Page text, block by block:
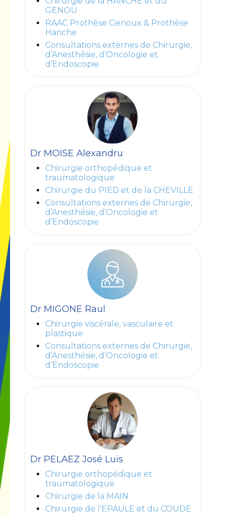
GENOU
RAAC Prothèse Genoux & Prothèse
Hanche
Consultations externes de Chirurgie,
d’Anesthésie, d’Oncologie et
d’Endoscopie
Dr MOISE Alexandru
Chirurgie orthopédique et
traumatologique
Chirurgie du PIED et de la CHEVILLE
Consultations externes de Chirurgie,
d’Anesthésie, d’Oncologie et
d’Endoscopie
Dr MIGONE Raul
Chirurgie viscérale, vasculaire et
plastique
Consultations externes de Chirurgie,
d’Anesthésie, d’Oncologie et
d’Endoscopie
Dr PELAEZ José Luis
Chirurgie orthopédique et
traumatologique
Chirurgie de la MAIN
Chirurgie de l'EPAULE et du COUDE